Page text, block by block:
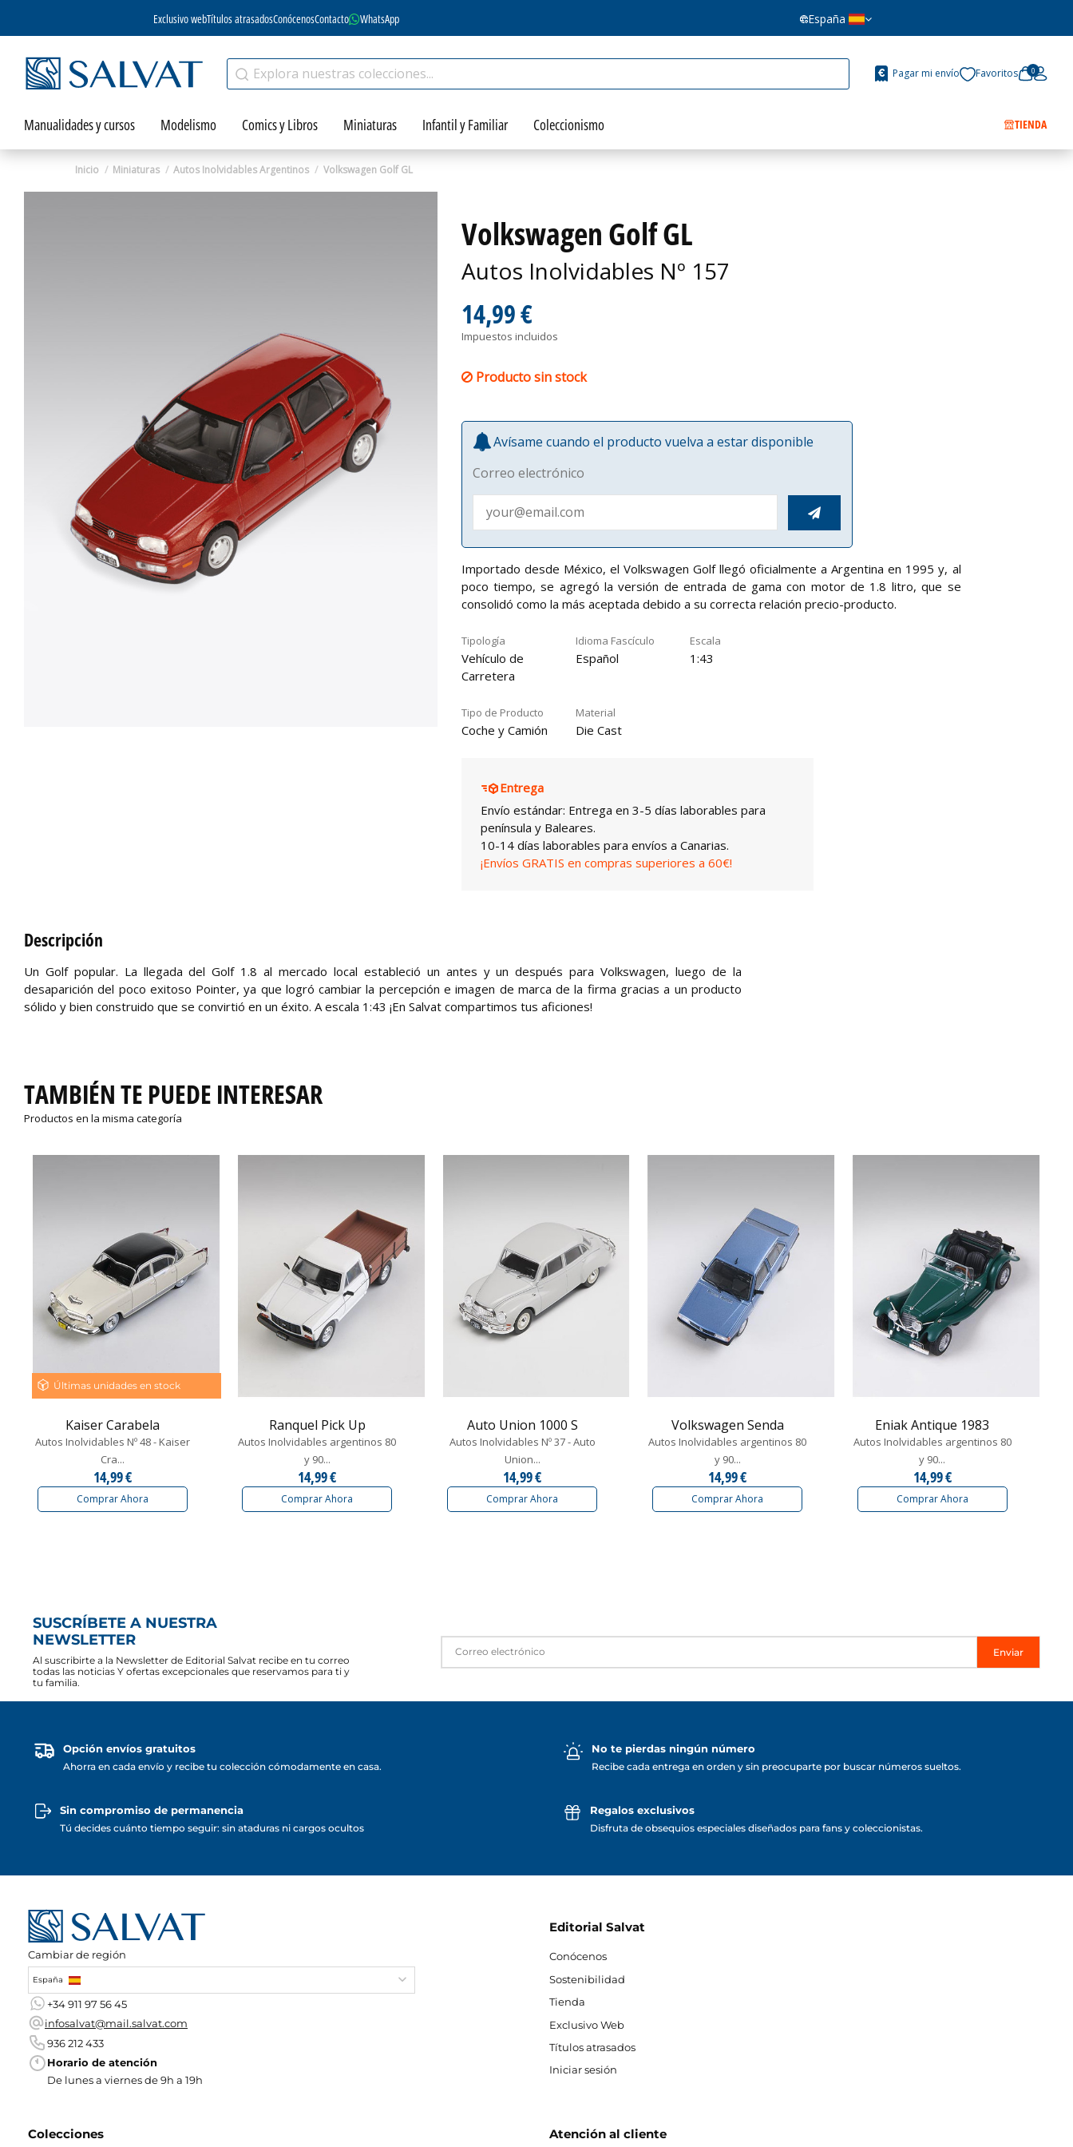
Exclusivo webTítulos atrasadosConócenosContacto WhatsApp España
Pagar mi envío Favoritos 0
Manualidades y cursos Modelismo Comics y Libros Miniaturas Infantil y Familiar Coleccionismo TIENDA
Inicio Miniaturas Autos Inolvidables Argentinos Volkswagen Golf GL
Volkswagen Golf GL
Autos Inolvidables Nº 157
14,99 €
Impuestos incluidos
Producto sin stock
Avísame cuando el producto vuelva a estar disponible
Correo electrónico

Importado desde México, el Volkswagen Golf llegó oficialmente a Argentina en 1995 y, al
poco tiempo, se agregó la versión de entrada de gama con motor de 1.8 litro, que se
consolidó como la más aceptada debido a su correcta relación precio-producto.
Tipología
Vehículo de
Carretera
Idioma Fascículo
Español
Escala
1:43
Tipo de Producto
Coche y Camión
Material
Die Cast
Entrega
Envío estándar: Entrega en 3-5 días laborables para
península y Baleares.
10-14 días laborables para envíos a Canarias.
¡Envíos GRATIS en compras superiores a 60€!
Descripción
Un Golf popular. La llegada del Golf 1.8 al mercado local estableció un antes y un después para Volkswagen, luego de la
desaparición del poco exitoso Pointer, ya que logró cambiar la percepción e imagen de marca de la firma gracias a un producto
sólido y bien construido que se convirtió en un éxito. A escala 1:43 ¡En Salvat compartimos tus aficiones!
TAMBIÉN TE PUEDE INTERESAR
Productos en la misma categoría
Últimas unidades en stock
Kaiser Carabela
Autos Inolvidables Nº 48 - Kaiser
Cra...
14,99 €
Comprar Ahora
Ranquel Pick Up
Autos Inolvidables argentinos 80
y 90...
14,99 €
Comprar Ahora
Auto Union 1000 S
Autos Inolvidables Nº 37 - Auto
Union...
14,99 €
Comprar Ahora
Volkswagen Senda
Autos Inolvidables argentinos 80
y 90...
14,99 €
Comprar Ahora
Eniak Antique 1983
Autos Inolvidables argentinos 80
y 90...
14,99 €
Comprar Ahora
SUSCRÍBETE A NUESTRA
NEWSLETTER
Al suscribirte a la Newsletter de Editorial Salvat recibe en tu correo
todas las noticias Y ofertas excepcionales que reservamos para ti y
tu familia.
Enviar
Opción envíos gratuitos
Ahorra en cada envío y recibe tu colección cómodamente en casa.
No te pierdas ningún número
Recibe cada entrega en orden y sin preocuparte por buscar números sueltos.
Sin compromiso de permanencia
Tú decides cuánto tiempo seguir: sin ataduras ni cargos ocultos
Regalos exclusivos
Disfruta de obsequios especiales diseñados para fans y coleccionistas.
Cambiar de región
España
+34 911 97 56 45
infosalvat@mail.salvat.com
936 212 433
Horario de atención
De lunes a viernes de 9h a 19h
Editorial Salvat
Conócenos
Sostenibilidad
Tienda
Exclusivo Web
Títulos atrasados
Iniciar sesión
Colecciones Atención al cliente